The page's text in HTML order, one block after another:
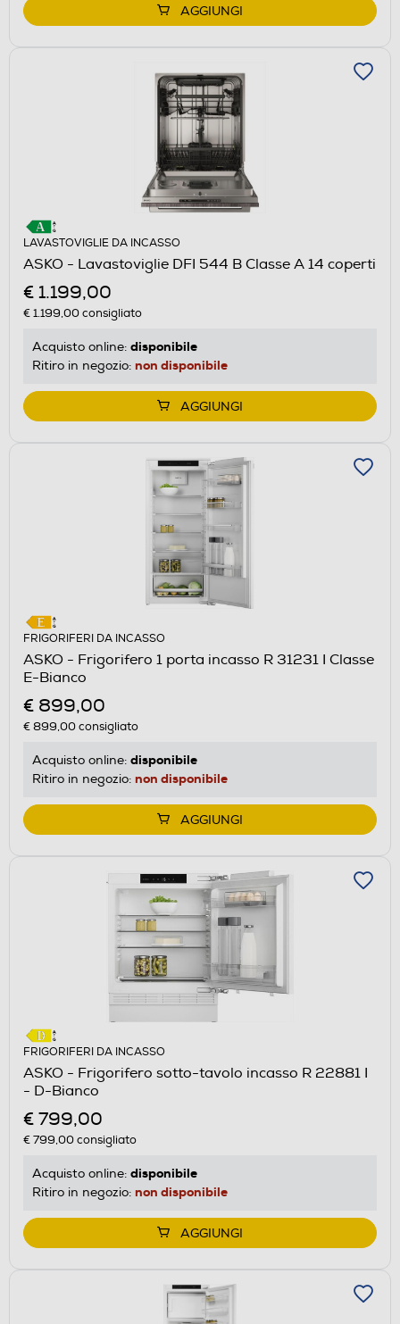
AGGIUNGI
LAVASTOVIGLIE DA INCASSO
ASKO - Lavastoviglie DFI 544 B Classe A 14 coperti
€ 1.199,00
€ 1.199,00consigliato
Acquisto online: disponibile
Ritiro in negozio: non disponibile
AGGIUNGI
FRIGORIFERI DA INCASSO
ASKO - Frigorifero 1 porta incasso R 31231 I Classe
E-Bianco
€ 899,00
€ 899,00consigliato
Acquisto online: disponibile
Ritiro in negozio: non disponibile
AGGIUNGI
FRIGORIFERI DA INCASSO
ASKO - Frigorifero sotto-tavolo incasso R 22881 I
- D-Bianco
€ 799,00
€ 799,00consigliato
Acquisto online: disponibile
Ritiro in negozio: non disponibile
AGGIUNGI